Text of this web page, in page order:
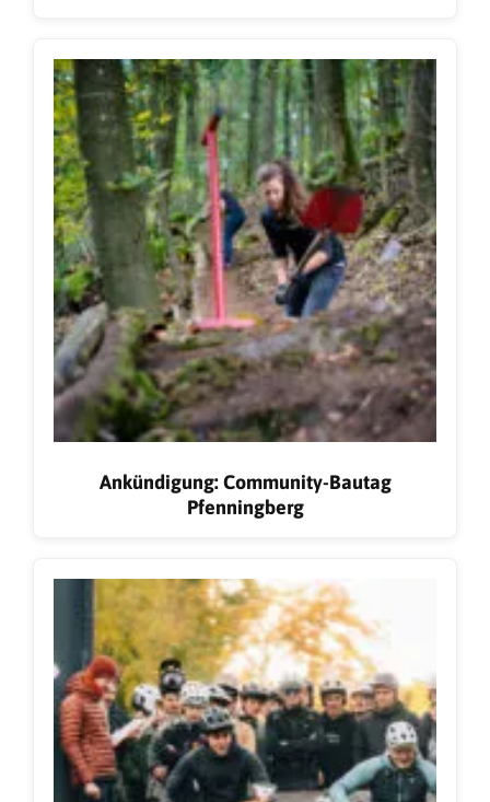
Ankündigung: Community-Bautag
Pfenningberg